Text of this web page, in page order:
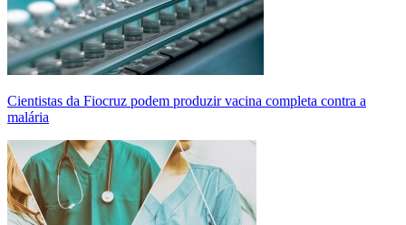
Cientistas da Fiocruz podem produzir vacina completa contra a
malária